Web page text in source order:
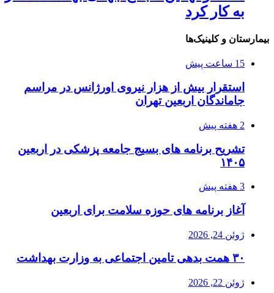
به کار کرد
بیمارستان و کلینیک‌ها
15 ساعت پیش
استقرار بیش از هزار نیروی اورژانس در مراسم
جاماندگان اربعین تهران
2 هفته پیش
تشریح برنامه های بسیج جامعه پزشکی در اربعین
۱۴۰۵
3 هفته پیش
آغاز برنامه های حوزه سلامت برای اربعین
ژوئن 24, 2026
۳۰ همت بدهی تامین اجتماعی به وزارت بهداشت
ژوئن 22, 2026